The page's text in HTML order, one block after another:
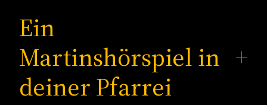
Ein
Martinshörspiel in
deiner Pfarrei